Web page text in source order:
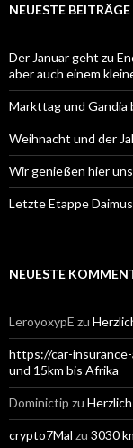
NEUESTE BEITRÄGE
Der Januar geht zu
aber auch einem
Markttag und Gandia
Weihnacht und der
Wir genießen hier
Letzte Etappe Daimus
NEUESTE
LeroyoxypE zu
https://car-
und 15km bis Afrika
Dominictip zu
crypto7Mal zu 3030